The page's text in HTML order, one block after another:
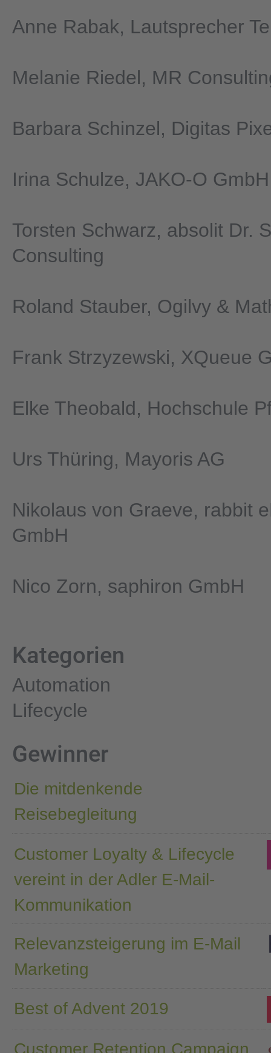
Anne Rabak, Lautsprecher
Melanie Riedel, MR
Barbara Schinzel, Digitas
Irina Schulze, JAKO-O GmbH
Torsten Schwarz, absolit Dr.
Consulting
Roland Stauber, Ogilvy &
Frank Strzyzewski, XQueue
Elke Theobald, Hochschule
Urs Thüring, Mayoris AG
Nikolaus von Graeve, rabbit
GmbH
Nico Zorn, saphiron GmbH
Kategorien
Automation
Lifecycle
Gewinner
Die mitdenkende
Reisebegleitung
Customer Loyalty & Lifecycle
vereint in der Adler E-Mail-
Kommunikation
Relevanzsteigerung im E-Mail
Marketing
Best of Advent 2019
Customer Retention Campaign